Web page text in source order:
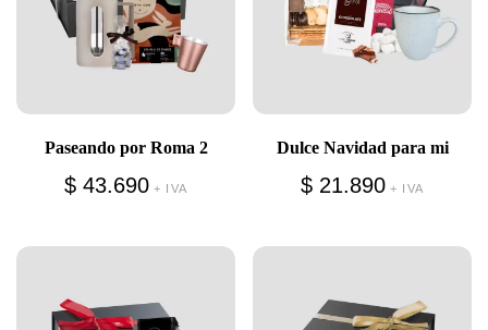
Paseando por Roma 2
$43.690 + IVA
Dulce Navidad para mi
$21.890 + IVA